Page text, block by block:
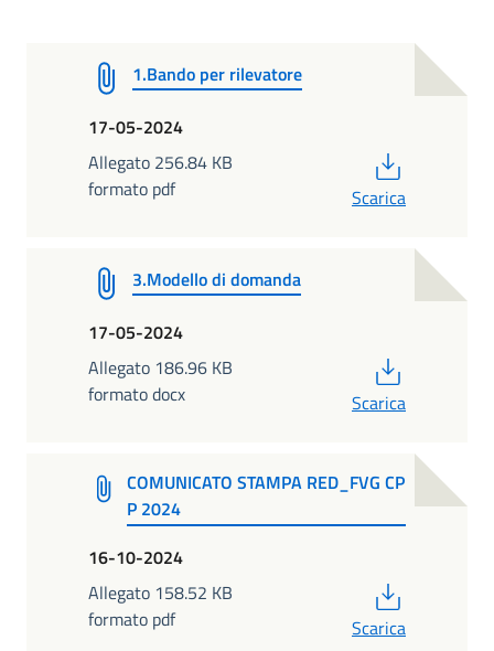
1.Bando per rilevatore
17-05-2024
Allegato 256.84 KB
formato pdf
Scarica
3.Modello di domanda
17-05-2024
Allegato 186.96 KB
formato docx
Scarica
COMUNICATO STAMPA RED_FVG CP
P 2024
16-10-2024
Allegato 158.52 KB
formato pdf
Scarica